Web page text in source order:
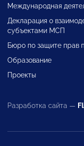
Международная
Декларация о
субъектами МСП
Бюро по защите прав
Образование
Проекты
Разработка сайта —